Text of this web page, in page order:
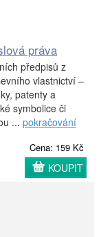
práva
předpisů z
vlastnictví –
patenty a
symbolice či
... pokračování
Cena: 159 Kč
KOUPIT